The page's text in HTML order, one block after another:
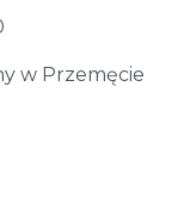
w Przemęcie